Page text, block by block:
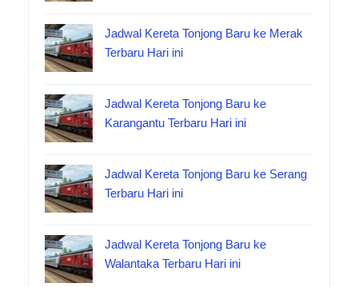
Jadwal Kereta Tonjong Baru ke Merak
Terbaru Hari ini
Jadwal Kereta Tonjong Baru ke
Karangantu Terbaru Hari ini
Jadwal Kereta Tonjong Baru ke Serang
Terbaru Hari ini
Jadwal Kereta Tonjong Baru ke
Walantaka Terbaru Hari ini